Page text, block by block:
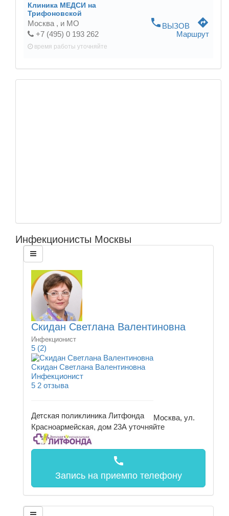
Клиника МЕДСИ на
Трифоновской
Москва , и МО
+7 (495) 0 193 262
время работы уточняйте
phone ВЫЗОВ directions
Маршрут
Инфекционисты Москвы
Скидан Светлана Валентиновна
Инфекционист
5 (2)
Скидан Светлана Валентиновна
Инфекционист
5 2 отзыва
Детская поликлиника Литфонда
Москва, ул.
Красноармейская, дом 23А уточняйте
call
Запись на приемпо телефону